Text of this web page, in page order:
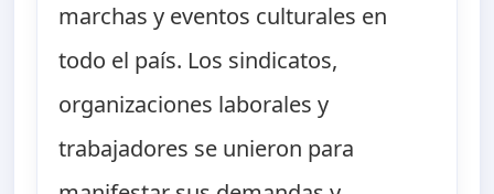
marchas y eventos culturales en
todo el país. Los sindicatos,
organizaciones laborales y
trabajadores se unieron para